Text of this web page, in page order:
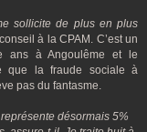
sollicite de plus en plus
à la CPAM. C’est un
ans à Angoulême et le
que la fraude sociale à
pas du fantasme.
désormais 5%